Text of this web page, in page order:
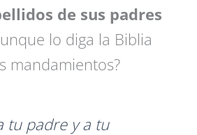
de sus padres
lo diga la Biblia
mandamientos?
tu padre y a tu